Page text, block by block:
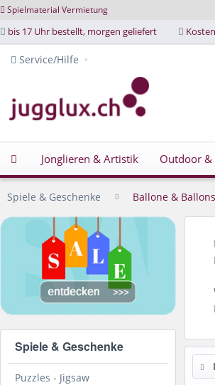
Spielmaterial Vermietung
bis 17 Uhr bestellt, morgen geliefert
Service/Hilfe
Jonglieren & Artistik Outdoor &
Spiele & Geschenke Ballone &
Spiele & Geschenke
Puzzles - Jigsaw